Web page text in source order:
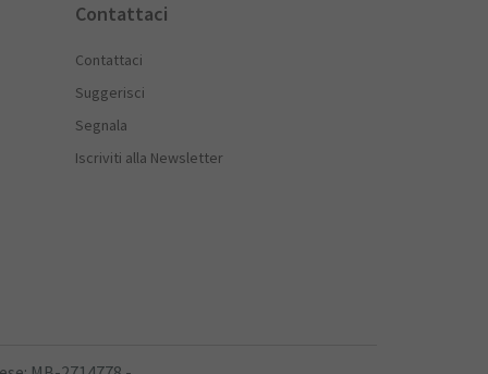
Contattaci
Contattaci
Suggerisci
Segnala
Iscriviti alla Newsletter